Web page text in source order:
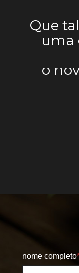
Que tal
uma
o
nome completo*